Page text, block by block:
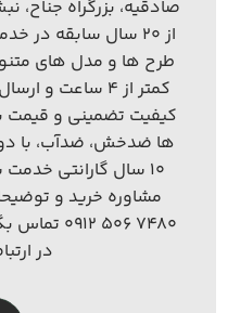
صادقیه، بزرگراه جناح،
از ۲۰ سال سابقه
طرح ها و مدل های
کمتر از ۴ ساعت
کیفیت تضمینی و قیمت
ها ضدخش، ضدآب، با
۱۰ سال گارانتی
مشاوره خرید و
۷۴۸۰ ۵۰۶
در